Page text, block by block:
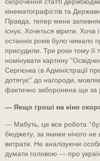
кінематографістів та
Правда, тепер мене
існує. Хочеться вірити.
останніх років було чимало
присудили. Три роки тому її
номінувати картину
Сергієнка (в Адміністрації
дотягує" до нагороди,
фактично заборонена ще за
— Якщо гроші на кіно
— Мабуть, це все робота
бюджету, за якими нічого
витрати. Не аналізуючи
думати головою — про